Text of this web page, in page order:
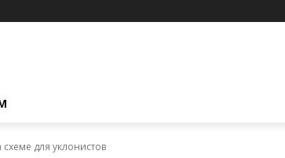
для уклонистов